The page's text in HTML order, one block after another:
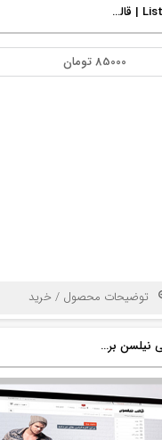
قالب وردپرس Listing Pro | قالب دایرکتور حرفه ای
85000 تومان
توضیحات محصول / خرید
پوسته فروشگاهی فارسی نیلسن برای وردپرس